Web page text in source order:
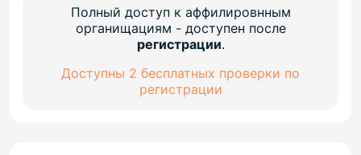
Полный доступ к аффилировнным
органищациям - доступен после
регистрации.
Доступны 2 бесплатных проверки по
регистрации